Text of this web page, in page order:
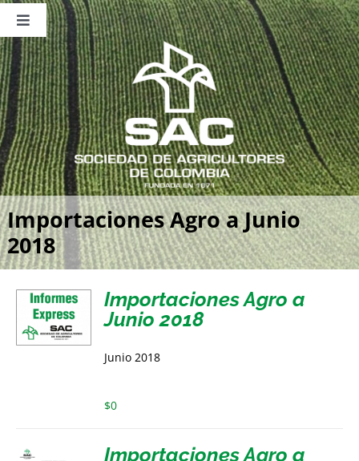
Saltar
contenido
Toggle
Navigation
Nosotros
Publicaciones
Sala de Prensa
Eventos
Importaciones Agro a Junio
2018
Importaciones Agro a
Junio 2018
Junio 2018
$0
Importaciones Agro a